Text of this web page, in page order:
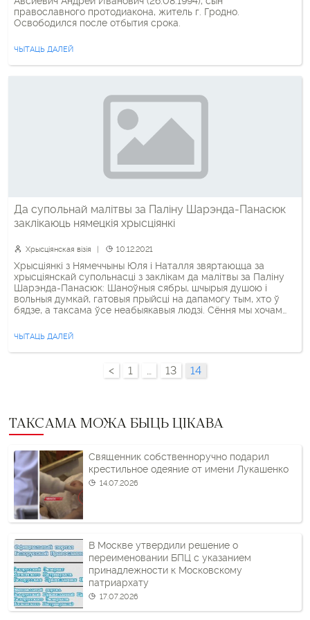
православного протодиакона, житель г. Гродно.
Освободился после отбытия срока.
ЧЫТАЦЬ ДАЛЕЙ
Да супольнай малітвы за Паліну Шарэнда-Панасюк
заклікаюць нямецкія хрысціянкі
Хрысціянская візія 10.12.2021
Хрысціянкі з Нямеччыны Юля і Наталля звяртаюцца за
хрысціянскай супольнасці з заклікам да малітвы за Паліну
Шарэнда-Панасюк: Шаноўныя сябры, шчырыя душою і
вольныя думкай, гатовыя прыйсці на дапамогу тым, хто ў
бядзе, а таксама ўсе неабыякавыя людзі. Сёння мы хочам
пакутуе ў нечалавечых умовах, жанчыну, […]
ЧЫТАЦЬ ДАЛЕЙ
< 1 … 13 14
ТАКСАМА МОЖА БЫЦЬ ЦІКАВА
Священник собственноручно подарил
крестильное одеяние от имени Лукашенко
14.07.2026
В Москве утвердили решение о
переименовании БПЦ с указанием
принадлежности к Московскому
патриархату
17.07.2026